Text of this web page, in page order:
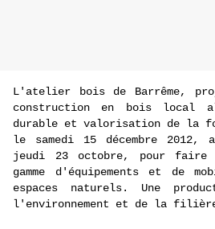
L'atelier bois de Barrême,
construction en bois local
durable et valorisation de la
le samedi 15 décembre 2012,
jeudi 23 octobre, pour faire
gamme d'équipements et de
espaces naturels. Une
l'environnement et de la